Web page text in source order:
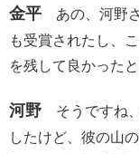
金平 あの、河野
も受賞されたし、
を残して良かった
河野 そうですね
したけど、彼の山